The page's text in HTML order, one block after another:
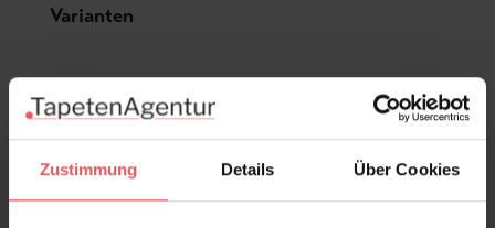
Zustimmung Details Über Cookies
Produktgalerie überspringen
Varianten